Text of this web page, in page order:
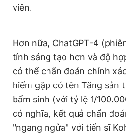
viên.
Hơn nữa, ChatGPT-4
tính sáng tạo hơn và độ
có thể chẩn đoán chính
hiếm gặp có tên Tăng sản
bẩm sinh (với tỷ lệ 1/
có nghĩa, kết quả chẩn
"ngang ngửa" với tiến sĩ